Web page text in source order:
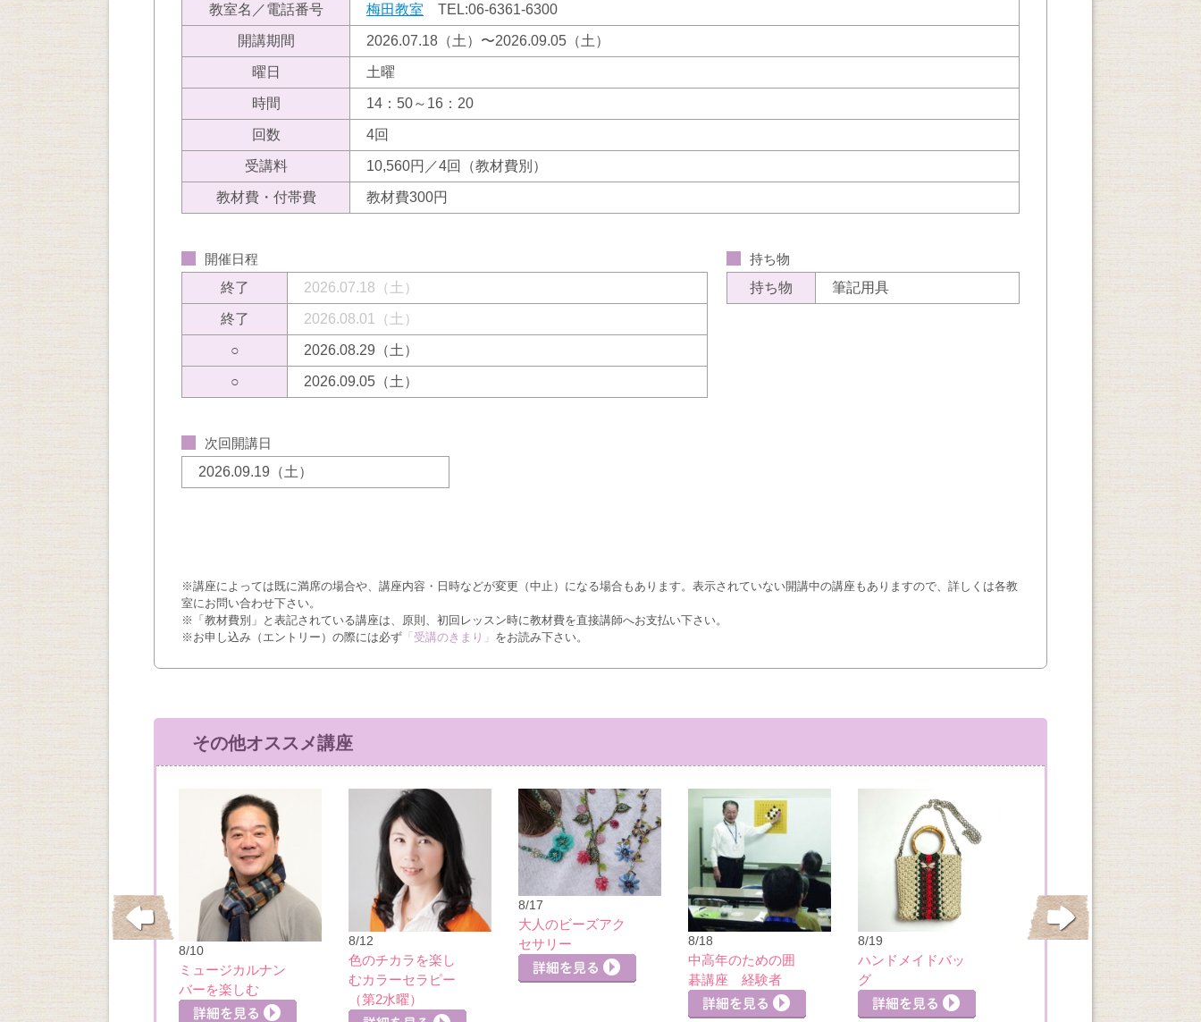
教室名／電話番号 梅田教室 TEL:06-6361-6300
開講期間 2026.07.18（土）〜2026.09.05（土）
曜日 土曜
時間 14：50～16：20
回数 4回
受講料 10,560円／4回（教材費別）
教材費・付帯費 教材費300円
開催日程
終了
2026.07.18（土）
終了 2026.08.01（土）
○ 2026.08.29（土）
○ 2026.09.05（土）
持ち物
持ち物
筆記用具
次回開講日
2026.09.19（土）
※講座によっては既に満席の場合や、講座内容・日時などが変更（中止）になる場合もあります。表示されていない開講中の講座もありますので、詳しくは各教
室にお問い合わせ下さい。
※「教材費別」と表記されている講座は、原則、初回レッスン時に教材費を直接講師へお支払い下さい。
※お申し込み（エントリー）の際には必ず 「受講のきまり」 をお読み下さい。
その他オススメ講座
10/15
垂水・舞子の洋館
めぐり・五色山洋
館
8/10
ミュージカルナン
バーを楽しむ
8/12
色のチカラを楽し
むカラーセラピー
（第2水曜）
8/17
大人のビーズアク
セサリー
8/18
中高年のための囲
碁講座 経験者
8/19
ハンドメイドバッ
グ
8/21
基本のチーズ＆ワ
を見る
詳細を見る
詳細を見る
詳